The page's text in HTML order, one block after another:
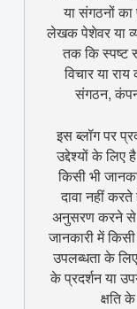
या संगठनों का
लेखक पेशेवर या
तक कि स्पष्ट
विचार या
संगठन,
इस ब्लॉग पर
उद्देश्यों के
किसी भी
दावा नहीं
अनुसरण करने से
जानकारी में
उपलब्धता के
के प्रदर्शन या
क्षति